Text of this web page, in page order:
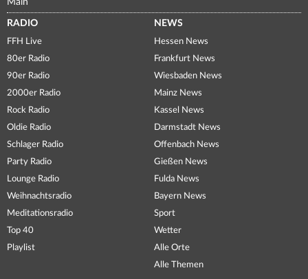
Main
RADIO
FFH Live
80er Radio
90er Radio
2000er Radio
Rock Radio
Oldie Radio
Schlager Radio
Party Radio
Lounge Radio
Weihnachtsradio
Meditationsradio
Top 40
Playlist
NEWS
Hessen News
Frankfurt News
Wiesbaden News
Mainz News
Kassel News
Darmstadt News
Offenbach News
Gießen News
Fulda News
Bayern News
Sport
Wetter
Alle Orte
Alle Themen